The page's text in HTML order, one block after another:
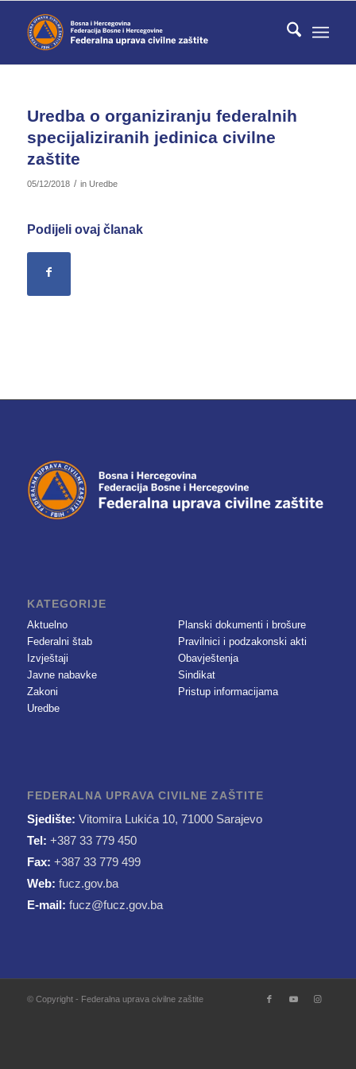
Uredba o organiziranju federalnih
specijaliziranih jedinica civilne
zaštite
05/12/2018 / in Uredbe
Podijeli ovaj članak
KATEGORIJE
Aktuelno
Federalni štab
Izvještaji
Javne nabavke
Zakoni
Uredbe
Planski dokumenti i brošure
Pravilnici i podzakonski akti
Obavještenja
Sindikat
Pristup informacijama
FEDERALNA UPRAVA CIVILNE ZAŠTITE
Sjedište: Vitomira Lukića 10, 71000 Sarajevo
Tel: +387 33 779 450
Fax: +387 33 779 499
Web: fucz.gov.ba
E-mail: fucz@fucz.gov.ba
© Copyright - Federalna uprava civilne zaštite